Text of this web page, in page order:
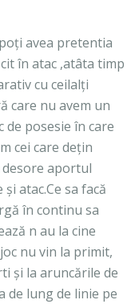
avea pretentia
în atac ,atâta timp
cu ceilalți
care nu avem un
de posesie în care
cei care dețin
aportul
atac.Ce sa facă
în continu sa
n au la cine
nu vin la primit,
și la aruncările de
de lung de linie pe